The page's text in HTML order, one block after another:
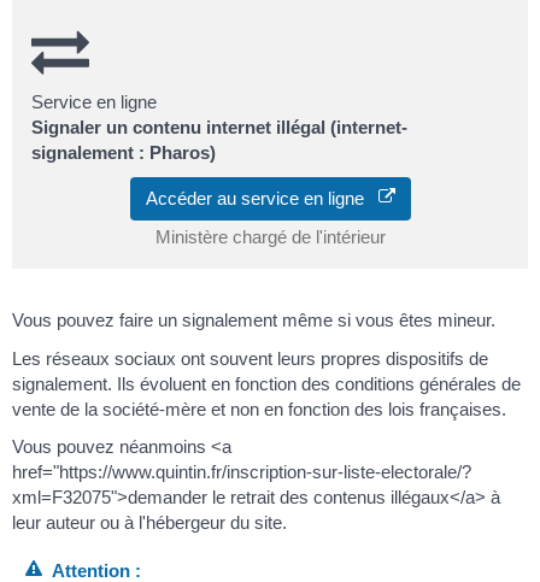
Service en ligne
Signaler un contenu internet illégal (internet-
signalement : Pharos)
Accéder au service en ligne
Ministère chargé de l'intérieur
Vous pouvez faire un signalement même si vous êtes mineur.
Les réseaux sociaux ont souvent leurs propres dispositifs de
signalement. Ils évoluent en fonction des conditions générales de
vente de la société-mère et non en fonction des lois françaises.
Vous pouvez néanmoins <a
href="https://www.quintin.fr/inscription-sur-liste-electorale/?
xml=F32075">demander le retrait des contenus illégaux</a> à
leur auteur ou à l'hébergeur du site.
Attention :